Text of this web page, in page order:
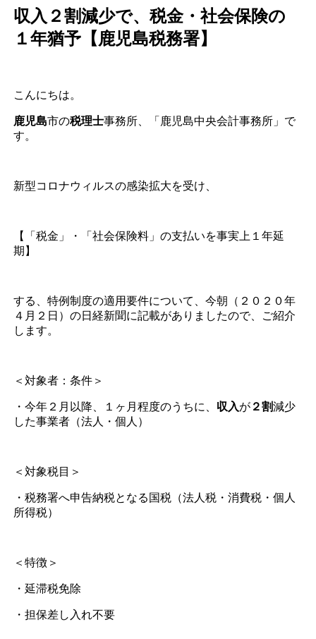
収入２割減少で、税金・社会保険の
１年猶予【鹿児島税務署】
こんにちは。
鹿児島市の税理士事務所、「鹿児島中央会計事務所」で
す。
新型コロナウィルスの感染拡大を受け、
【「税金」・「社会保険料」の支払いを事実上１年延
期】
する、特例制度の適用要件について、今朝（２０２０年
４月２日）の日経新聞に記載がありましたので、ご紹介
します。
＜対象者：条件＞
・今年２月以降、１ヶ月程度のうちに、 収入が ２割減少
した事業者（法人・個人）
＜対象税目＞
・税務署へ申告納税となる国税（法人税・消費税・個人
所得税）
＜特徴＞
・延滞税免除
・担保差し入れ不要